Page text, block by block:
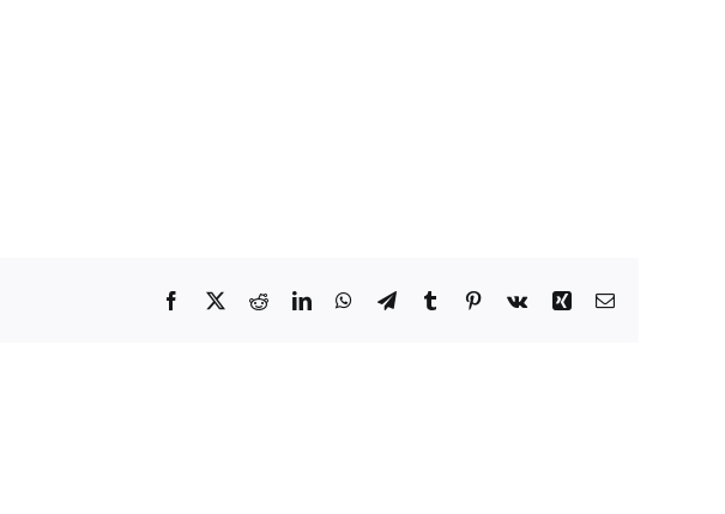
Facebook
X RedditLinkedInWhatsApp
TelegramTumblr Pinterest
Vk Xing Email